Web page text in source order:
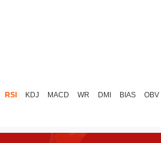
RSI KDJ MACD WR DMI BIAS OBV